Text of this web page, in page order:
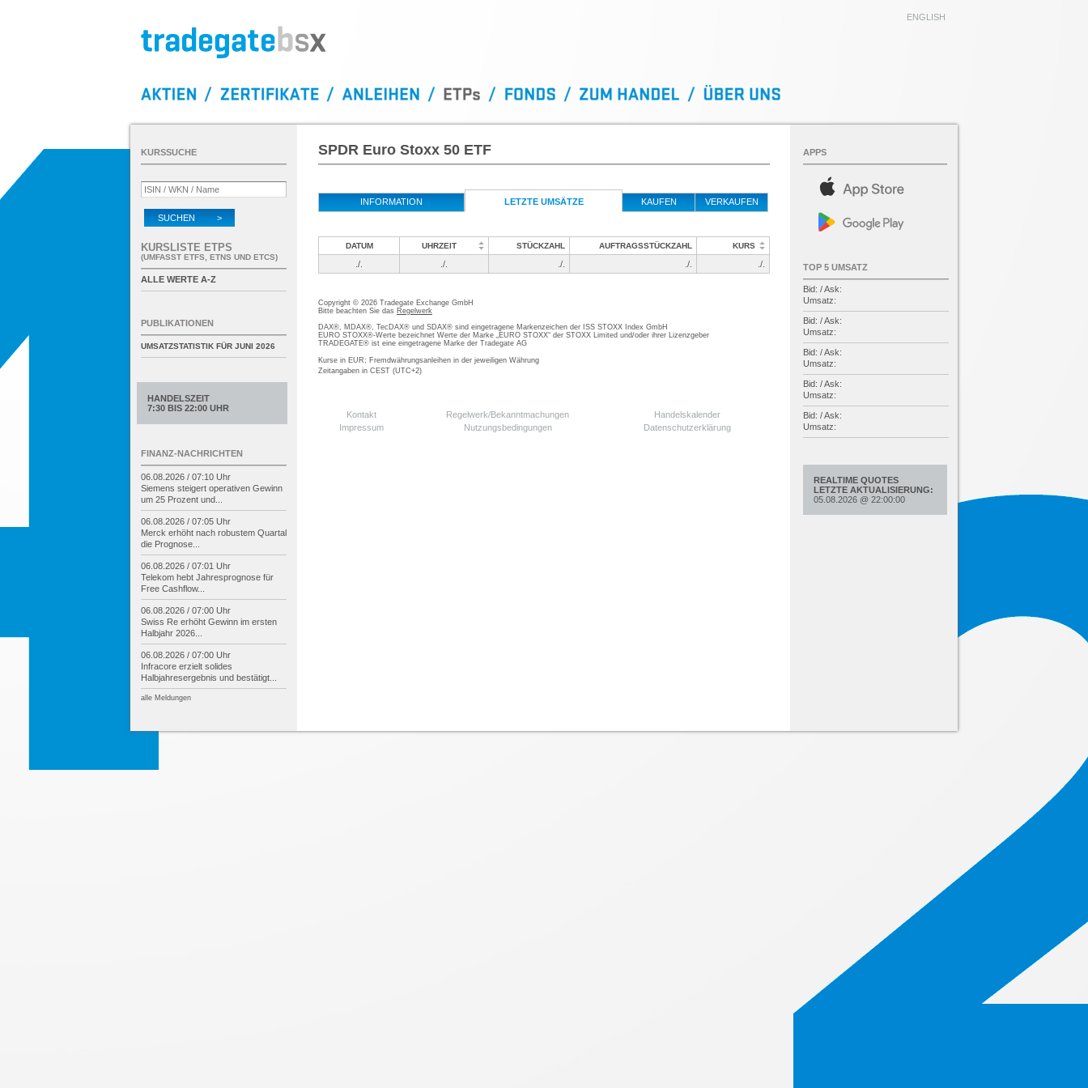
ENGLISH
SPDR Euro Stoxx 50 ETF
INFORMATION LETZTE UMSÄTZE KAUFEN VERKAUFEN
DATUM UHRZEIT STÜCKZAHL AUFTRAGSSTÜCKZAHL KURS
./. ./. ./. ./. ./.
Copyright © 2026 Tradegate Exchange GmbH
Bitte beachten Sie das Regelwerk
DAX®, MDAX®, TecDAX® und SDAX® sind eingetragene Markenzeichen der ISS STOXX Index GmbH
EURO STOXX®-Werte bezeichnet Werte der Marke „EURO STOXX“ der STOXX Limited und/oder ihrer Lizenzgeber
TRADEGATE® ist eine eingetragene Marke der Tradegate AG
Kurse in EUR; Fremdwährungsanleihen in der jeweiligen Währung
Zeitangaben in CEST (UTC+2)
Kontakt Regelwerk/Bekanntmachungen
Handelskalender
Impressum
Nutzungsbedingungen Datenschutzerklärung
KURSSUCHE
SUCHEN >
KURSLISTE ETPS
(UMFASST ETFS, ETNS UND ETCS)
ALLE WERTE A-Z
PUBLIKATIONEN
UMSATZSTATISTIK FÜR JUNI 2026
HANDELSZEIT
7:30 BIS 22:00 UHR
FINANZ-NACHRICHTEN
06.08.2026 / 07:10 Uhr
Siemens steigert operativen Gewinn
um 25 Prozent und...
06.08.2026 / 07:05 Uhr
Merck erhöht nach robustem Quartal
die Prognose...
06.08.2026 / 07:01 Uhr
Telekom hebt Jahresprognose für
Free Cashflow...
06.08.2026 / 07:00 Uhr
Swiss Re erhöht Gewinn im ersten
Halbjahr 2026...
06.08.2026 / 07:00 Uhr
Infracore erzielt solides
Halbjahresergebnis und bestätigt...
alle Meldungen
APPS
TOP 5 UMSATZ
Bid: / Ask:
Umsatz:
Bid: / Ask:
Umsatz:
Bid: / Ask:
Umsatz:
Bid: / Ask:
Umsatz:
Bid: / Ask:
Umsatz:
REALTIME QUOTES
LETZTE AKTUALISIERUNG:
05.08.2026 @ 22:00:00